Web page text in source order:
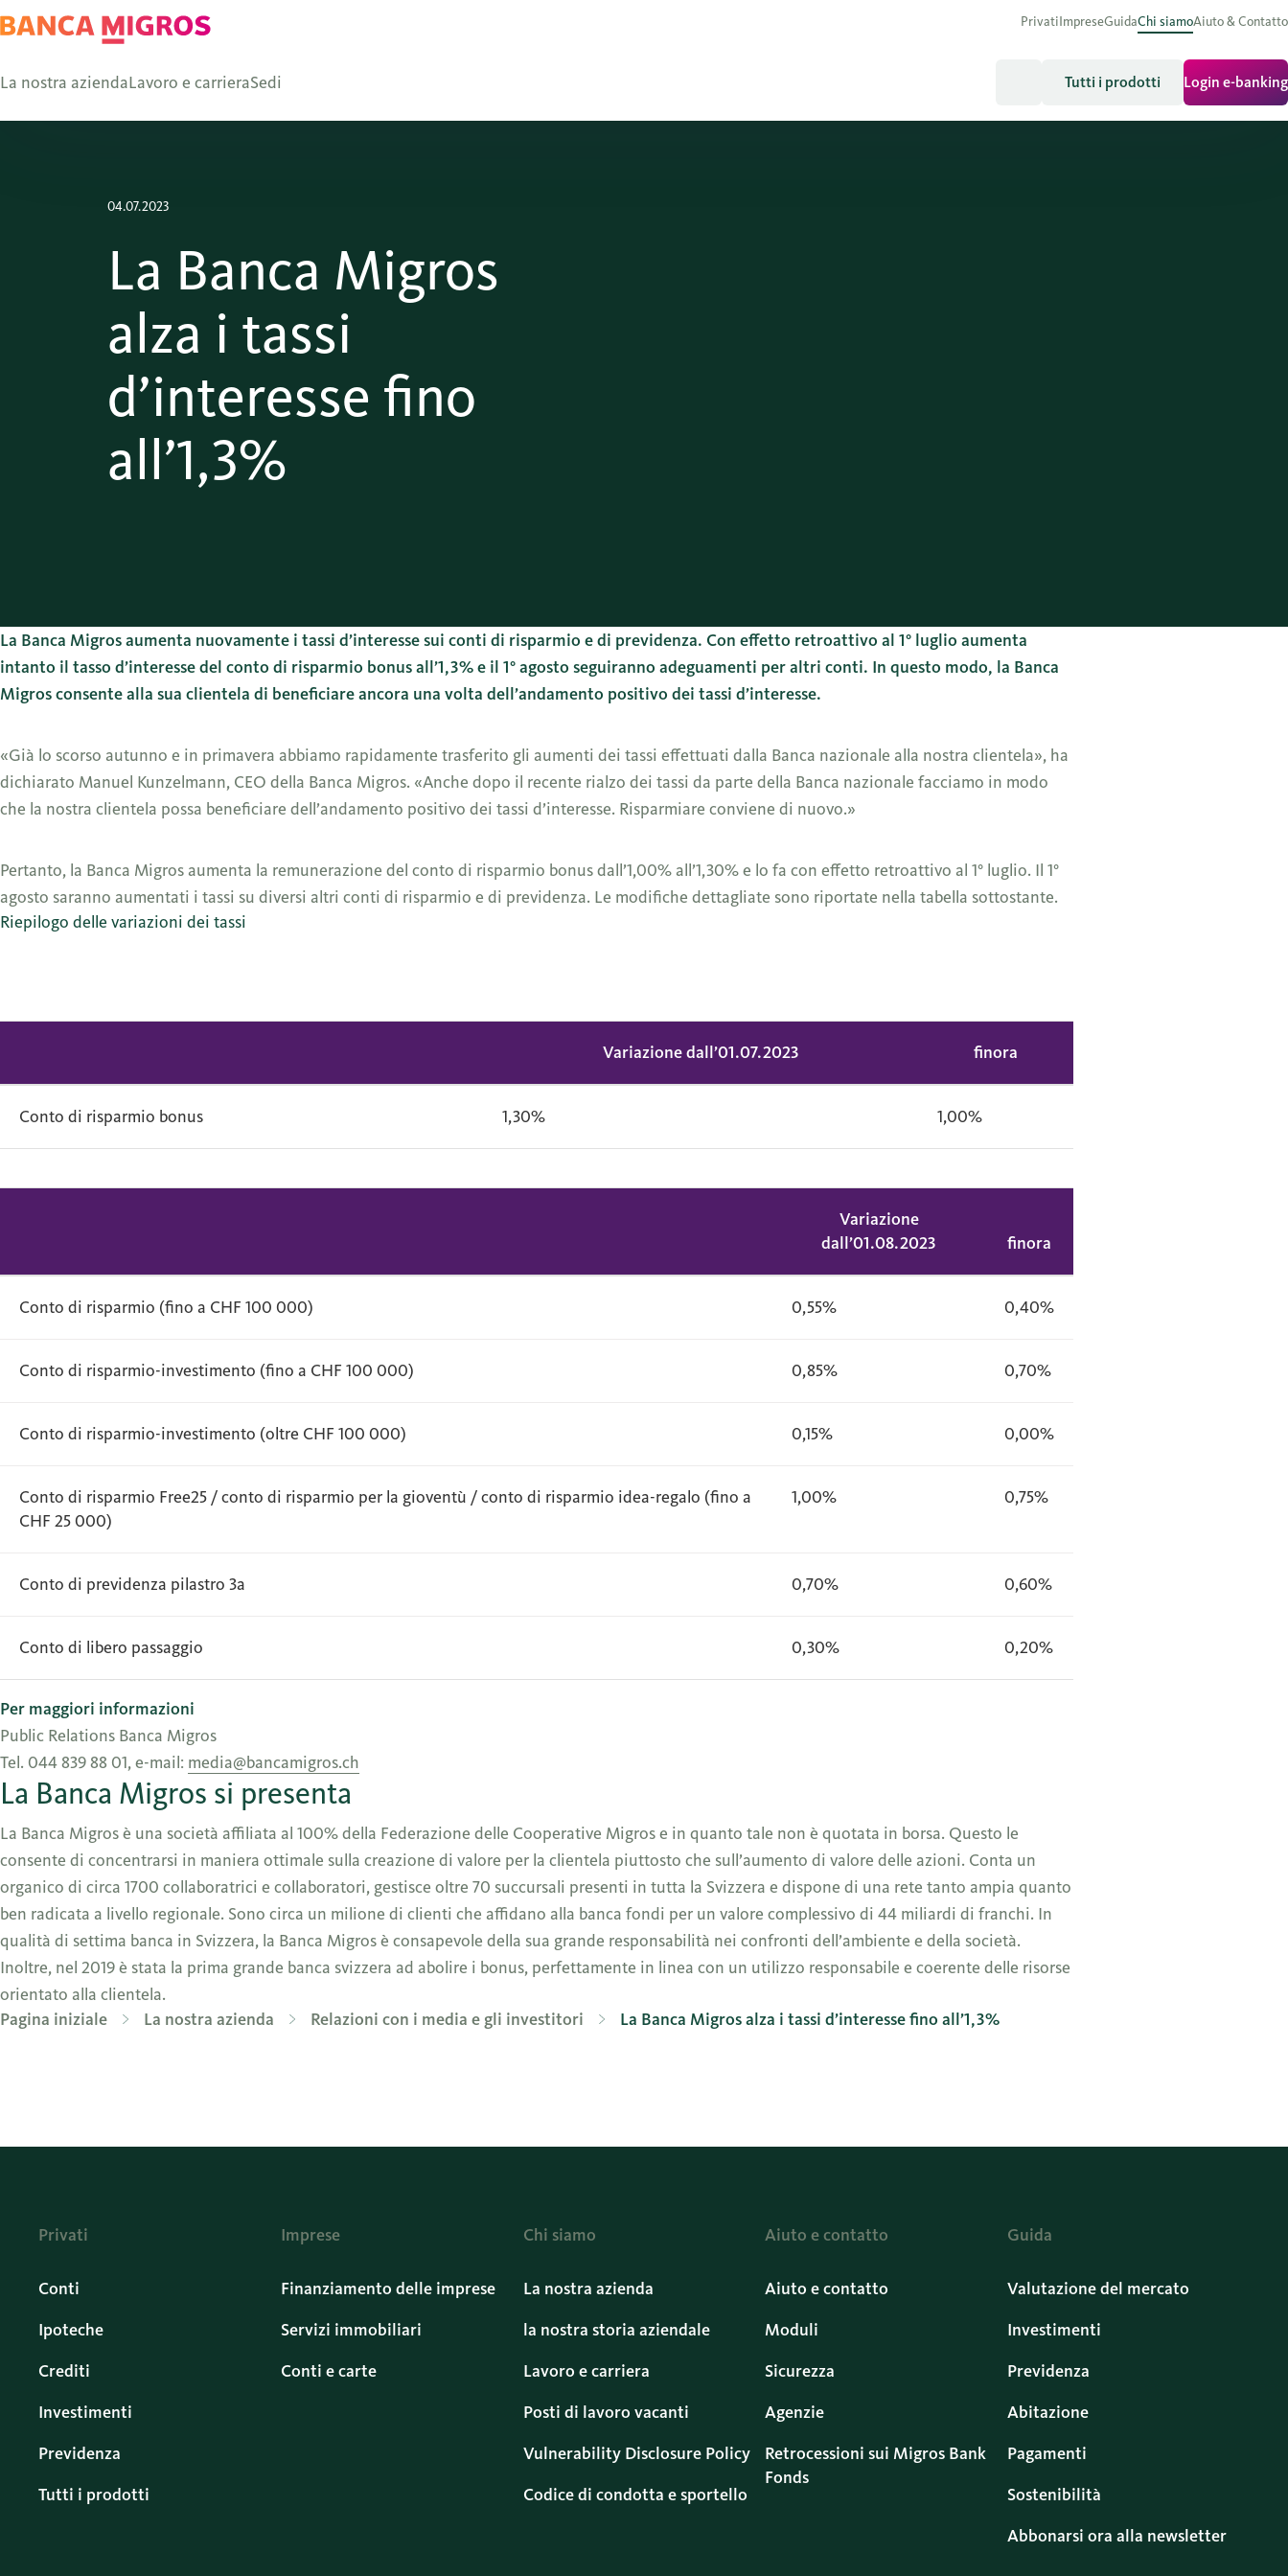
PrivatiImpreseGuidaChi siamoAiuto & Contatto
La nostra aziendaLavoro e carrieraSedi Tutti i prodotti Login e-banking
04.07.2023
La Banca Migros
alza i tassi
d’interesse fino
all’1,3%
La Banca Migros aumenta nuovamente i tassi d’interesse sui conti di risparmio e di previdenza. Con effetto retroattivo al 1° luglio aumenta
intanto il tasso d’interesse del conto di risparmio bonus all’1,3% e il 1° agosto seguiranno adeguamenti per altri conti. In questo modo, la Banca
Migros consente alla sua clientela di beneficiare ancora una volta dell’andamento positivo dei tassi d’interesse.
«Già lo scorso autunno e in primavera abbiamo rapidamente trasferito gli aumenti dei tassi effettuati dalla Banca nazionale alla nostra clientela», ha
dichiarato Manuel Kunzelmann, CEO della Banca Migros. «Anche dopo il recente rialzo dei tassi da parte della Banca nazionale facciamo in modo
che la nostra clientela possa beneficiare dell’andamento positivo dei tassi d’interesse. Risparmiare conviene di nuovo.»
Pertanto, la Banca Migros aumenta la remunerazione del conto di risparmio bonus dall’1,00% all’1,30% e lo fa con effetto retroattivo al 1° luglio. Il 1°
agosto saranno aumentati i tassi su diversi altri conti di risparmio e di previdenza. Le modifiche dettagliate sono riportate nella tabella sottostante.
Riepilogo delle variazioni dei tassi
Variazione dall’01.07.2023 finora
Conto di risparmio bonus 1,30% 1,00%
Variazione
dall’01.08.2023
finora
Conto di risparmio (fino a CHF 100 000) 0,55% 0,40%
Conto di risparmio-investimento (fino a CHF 100 000) 0,85% 0,70%
Conto di risparmio-investimento (oltre CHF 100 000) 0,15% 0,00%
Conto di risparmio Free25 / conto di risparmio per la gioventù / conto di risparmio idea-regalo (fino a
CHF 25 000)
1,00% 0,75%
Conto di previdenza pilastro 3a 0,70% 0,60%
Conto di libero passaggio 0,30% 0,20%
Per maggiori informazioni
Public Relations Banca Migros
Tel. 044 839 88 01, e-mail: media@bancamigros.ch
La Banca Migros si presenta
La Banca Migros è una società affiliata al 100% della Federazione delle Cooperative Migros e in quanto tale non è quotata in borsa. Questo le
consente di concentrarsi in maniera ottimale sulla creazione di valore per la clientela piuttosto che sull’aumento di valore delle azioni. Conta un
organico di circa 1700 collaboratrici e collaboratori, gestisce oltre 70 succursali presenti in tutta la Svizzera e dispone di una rete tanto ampia quanto
ben radicata a livello regionale. Sono circa un milione di clienti che affidano alla banca fondi per un valore complessivo di 44 miliardi di franchi. In
qualità di settima banca in Svizzera, la Banca Migros è consapevole della sua grande responsabilità nei confronti dell’ambiente e della società.
Inoltre, nel 2019 è stata la prima grande banca svizzera ad abolire i bonus, perfettamente in linea con un utilizzo responsabile e coerente delle risorse
orientato alla clientela.
Pagina iniziale
La nostra azienda Relazioni con i media e gli investitori La Banca Migros alza i tassi d’interesse fino all’1,3%
Privati
Conti
Ipoteche
Crediti
Investimenti
Previdenza
Tutti i prodotti
Imprese
Finanziamento delle imprese
Servizi immobiliari
Conti e carte
Chi siamo
La nostra azienda
la nostra storia aziendale
Lavoro e carriera
Posti di lavoro vacanti
Vulnerability Disclosure Policy
Codice di condotta e sportello
Aiuto e contatto
Aiuto e contatto
Moduli
Sicurezza
Agenzie
Retrocessioni sui Migros Bank
Fonds
Guida
Valutazione del mercato
Investimenti
Previdenza
Abitazione
Pagamenti
Sostenibilità
Abbonarsi ora alla newsletter